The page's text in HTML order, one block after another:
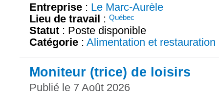
Entreprise : Le Marc-Aurèle
Lieu de travail : Québec
Statut : Poste disponible
Catégorie : Alimentation et restauration
Moniteur (trice) de loisirs
Publié le 7 Août 2026